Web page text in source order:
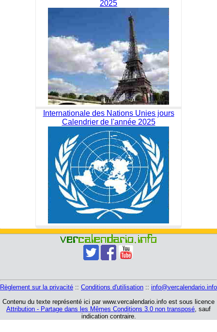
2025
Internationale des Nations Unies jours
Calendrier de l'année 2025
Règlement sur la privacité :: Conditions d'utilisation :: info@vercalendario.info
Contenu du texte représenté ici par www.vercalendario.info est sous licence
Attribution - Partage dans les Mêmes Conditions 3.0 non transposé, sauf
indication contraire.